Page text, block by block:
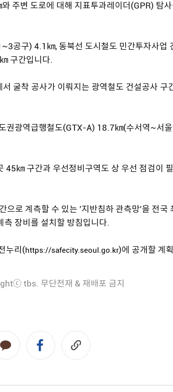
주변 도로에 대해 지표투과레이더(GPR) 탐
공구) 4.1㎞, 동북선 도시철도 민간투자사업
구간입니다.
굴착 공사가 이뤄지는 광역철도 건설공사 구
권광역급행철도(GTX-A) 18.7㎞(수서역~서울
㎞ 구간과 우선정비구역도 상 우선 점검이
으로 계측할 수 있는 '지반침하 관측망'을 전국
측 장비를 설치할 방침입니다.
누리(https://safecity.seoul.go.kr)에 공개할 계
tbs. 무단전재 & 재배포 금지